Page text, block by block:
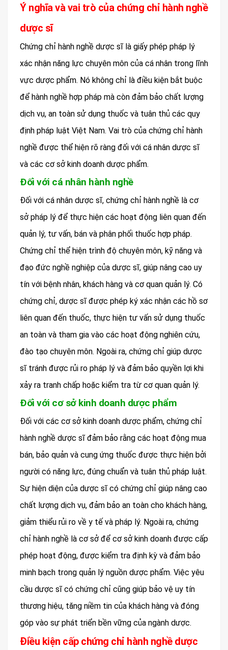
Ý nghĩa và vai trò của chứng chỉ hành nghề
dược sĩ
Chứng chỉ hành nghề dược sĩ là giấy phép pháp lý
xác nhận năng lực chuyên môn của cá nhân trong lĩnh
vực dược phẩm. Nó không chỉ là điều kiện bắt buộc
để hành nghề hợp pháp mà còn đảm bảo chất lượng
dịch vụ, an toàn sử dụng thuốc và tuân thủ các quy
định pháp luật Việt Nam. Vai trò của chứng chỉ hành
nghề được thể hiện rõ ràng đối với cá nhân dược sĩ
và các cơ sở kinh doanh dược phẩm.
Đối với cá nhân hành nghề
Đối với cá nhân dược sĩ, chứng chỉ hành nghề là cơ
sở pháp lý để thực hiện các hoạt động liên quan đến
quản lý, tư vấn, bán và phân phối thuốc hợp pháp.
Chứng chỉ thể hiện trình độ chuyên môn, kỹ năng và
đạo đức nghề nghiệp của dược sĩ, giúp nâng cao uy
tín với bệnh nhân, khách hàng và cơ quan quản lý. Có
chứng chỉ, dược sĩ được phép ký xác nhận các hồ sơ
liên quan đến thuốc, thực hiện tư vấn sử dụng thuốc
an toàn và tham gia vào các hoạt động nghiên cứu,
đào tạo chuyên môn. Ngoài ra, chứng chỉ giúp dược
sĩ tránh được rủi ro pháp lý và đảm bảo quyền lợi khi
xảy ra tranh chấp hoặc kiểm tra từ cơ quan quản lý.
Đối với cơ sở kinh doanh dược phẩm
Đối với các cơ sở kinh doanh dược phẩm, chứng chỉ
hành nghề dược sĩ đảm bảo rằng các hoạt động mua
bán, bảo quản và cung ứng thuốc được thực hiện bởi
người có năng lực, đúng chuẩn và tuân thủ pháp luật.
Sự hiện diện của dược sĩ có chứng chỉ giúp nâng cao
chất lượng dịch vụ, đảm bảo an toàn cho khách hàng,
giảm thiểu rủi ro về y tế và pháp lý. Ngoài ra, chứng
chỉ hành nghề là cơ sở để cơ sở kinh doanh được cấp
phép hoạt động, được kiểm tra định kỳ và đảm bảo
minh bạch trong quản lý nguồn dược phẩm. Việc yêu
cầu dược sĩ có chứng chỉ cũng giúp bảo vệ uy tín
thương hiệu, tăng niềm tin của khách hàng và đóng
góp vào sự phát triển bền vững của ngành dược.
Điều kiện cấp chứng chỉ hành nghề dược